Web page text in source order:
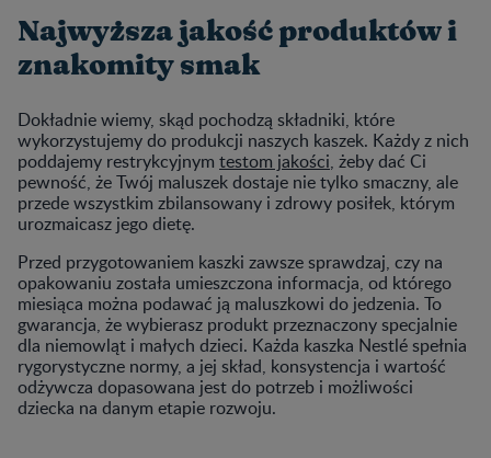
Najwyższa jakość produktów i
znakomity smak
Dokładnie wiemy, skąd pochodzą składniki, które
wykorzystujemy do produkcji naszych kaszek. Każdy z nich
poddajemy restrykcyjnym testom jakości, żeby dać Ci
pewność, że Twój maluszek dostaje nie tylko smaczny, ale
przede wszystkim zbilansowany i zdrowy posiłek, którym
urozmaicasz jego dietę.
Przed przygotowaniem kaszki zawsze sprawdzaj, czy na
opakowaniu została umieszczona informacja, od którego
miesiąca można podawać ją maluszkowi do jedzenia. To
gwarancja, że wybierasz produkt przeznaczony specjalnie
dla niemowląt i małych dzieci. Każda kaszka Nestlé spełnia
rygorystyczne normy, a jej skład, konsystencja i wartość
odżywcza dopasowana jest do potrzeb i możliwości
dziecka na danym etapie rozwoju.